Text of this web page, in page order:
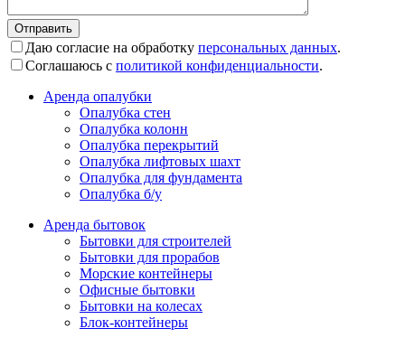
Даю согласие на обработку персональных данных.
Соглашаюсь с политикой конфиденциальности.
Аренда опалубки
Опалубка стен
Опалубка колонн
Опалубка перекрытий
Опалубка лифтовых шахт
Опалубка для фундамента
Опалубка б/у
Аренда бытовок
Бытовки для строителей
Бытовки для прорабов
Морские контейнеры
Офисные бытовки
Бытовки на колесах
Блок-контейнеры